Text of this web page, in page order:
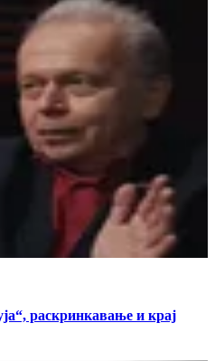
раскринкавање и крај